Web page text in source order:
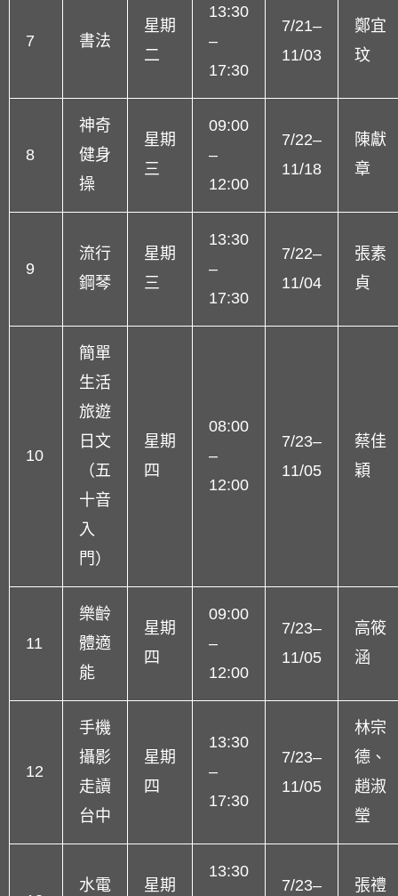
7 書法
星期
二
13:30
–
17:30
7/21–
11/03
鄭宜
玟
8
神奇
健身
操
星期
三
09:00
–
12:00
7/22–
11/18
陳獻
章
9
流行
鋼琴
星期
三
13:30
–
17:30
7/22–
11/04
張素
貞
10
簡單
生活
旅遊
日文
（五
十音
入
門）
星期
四
08:00
–
12:00
7/23–
11/05
蔡佳
穎
11
樂齡
體適
能
星期
四
09:00
–
12:00
7/23–
11/05
高筱
涵
12
手機
攝影
走讀
台中
星期
四
13:30
–
17:30
7/23–
11/05
林宗
德、
趙淑
瑩
水電 星期
13:30
7/23– 張禮